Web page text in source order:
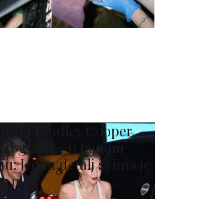
i Bradley Cooper
glasine o tajnom
Jedan detalj svima je
oko